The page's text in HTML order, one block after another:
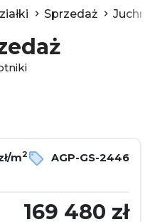
Sprzedaż
m2
AGP-GS-2446
169 480 zł